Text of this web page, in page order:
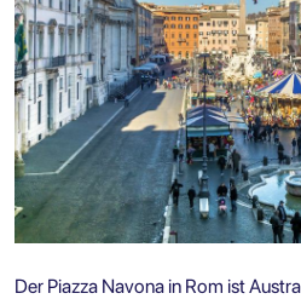
Der Piazza Navona in Rom ist